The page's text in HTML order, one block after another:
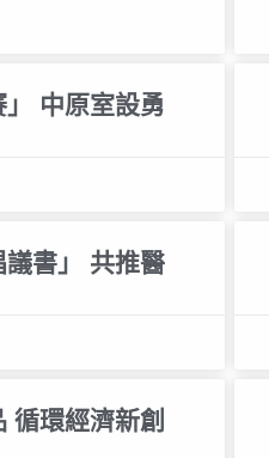
中原室設勇
書」 共推醫
循環經濟新創